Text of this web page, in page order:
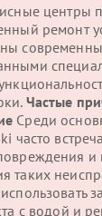
центры
ремонт
Частые
Среди
часто
таких
с водой и